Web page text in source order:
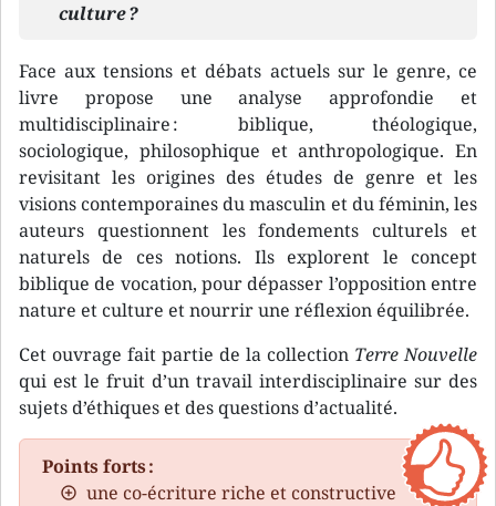
culture ?
Face aux tensions et débats actuels sur le genre, ce
livre propose une analyse approfondie et
multidisciplinaire : biblique, théologique,
sociologique, philosophique et anthropologique. En
revisitant les origines des études de genre et les
visions contemporaines du masculin et du féminin, les
auteurs questionnent les fondements culturels et
naturels de ces notions. Ils explorent le concept
biblique de vocation, pour dépasser l’opposition entre
nature et culture et nourrir une réflexion équilibrée.
Cet ouvrage fait partie de la collection Terre Nouvelle
qui est le fruit d’un travail interdisciplinaire sur des
sujets d’éthiques et des questions d’actualité.
Points forts :
une co-écriture riche et constructive